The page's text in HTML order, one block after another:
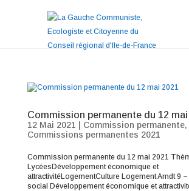
Commission permanente du 12 mai
12 Mai 2021 Commission permanente,
Commissions permanentes 2021
Commission permanente du 12 mai 2021
LycéesDéveloppement économique et
attractivitéLogementCulture Logement Amdt 9
social Développement économique et